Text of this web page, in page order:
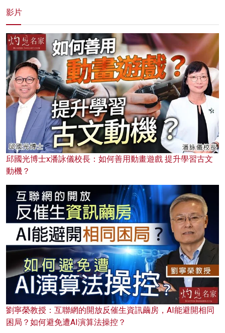
影片
邱國光博士x潘詠儀校長：如何善用動畫遊戲 提升學習古文
動機？
劉寧榮教授：互聯網的開放反催生資訊繭房，AI能避開相同
困局？如何避免遭AI演算法操控？